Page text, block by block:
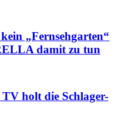
„Fernsehgarten“
damit zu tun
holt die Schlager-